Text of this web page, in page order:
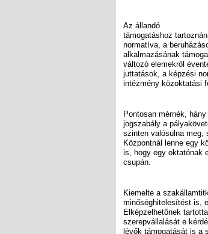
Az állandó
támogatáshoz
normatíva, a
alkalmazásának
változó elemekről
juttatások, a képzési
intézmény közoktatási
Pontosan mérnék,
jogszabály a
szinten valósulna meg,
Központnál lenne egy
is, hogy egy oktatónak
csupán.
Kiemelte a
minőséghitelesítést is,
Elképzelhetőnek
szerepvállalását e
lévők támogatását is a